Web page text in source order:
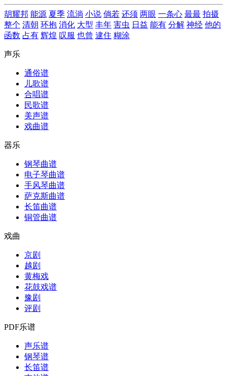
胡耀邦 能源 夏季 流淌 小说 倘若 还须 两眼 一条心 最最 拍摄
整个 清朝 环抱 消化 大型 丰年 害虫 日益 能有 分解 神经 他的
函数 占有 辉煌 叹服 也曾 逮住 糊涂
声乐
通俗谱
儿歌谱
合唱谱
民歌谱
美声谱
戏曲谱
器乐
钢琴曲谱
电子琴曲谱
手风琴曲谱
萨克斯曲谱
长笛曲谱
铜管曲谱
戏曲
京剧
越剧
黄梅戏
花鼓戏谱
豫剧
评剧
PDF乐谱
声乐谱
钢琴谱
长笛谱